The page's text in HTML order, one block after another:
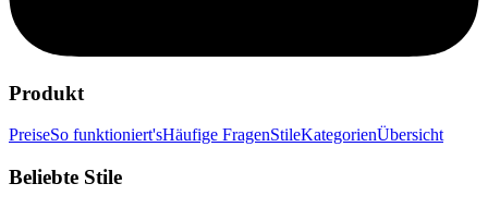
Produkt
PreiseSo funktioniert'sHäufige FragenStileKategorienÜbersicht
Beliebte Stile